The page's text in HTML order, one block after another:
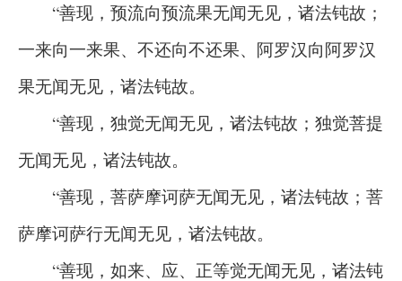
“善现，预流向预流果无闻无见，诸法钝故；
一来向一来果、不还向不还果、阿罗汉向阿罗汉
果无闻无见，诸法钝故。
“善现，独觉无闻无见，诸法钝故；独觉菩提
无闻无见，诸法钝故。
“善现，菩萨摩诃萨无闻无见，诸法钝故；菩
萨摩诃萨行无闻无见，诸法钝故。
“善现，如来、应、正等觉无闻无见，诸法钝